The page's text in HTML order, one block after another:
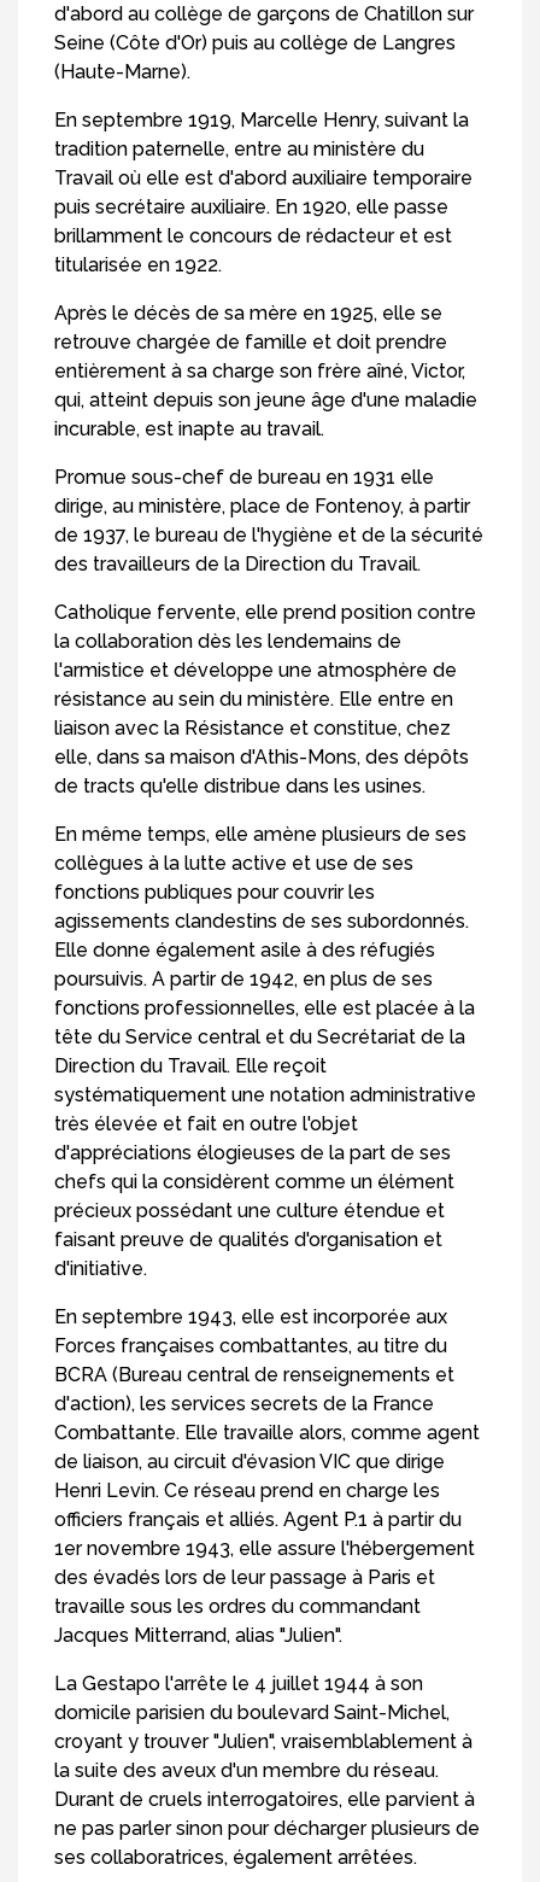
d'abord au collège de garçons de Chatillon sur
Seine (Côte d'Or) puis au collège de Langres
(Haute-Marne).
En septembre 1919, Marcelle Henry, suivant la
tradition paternelle, entre au ministère du
Travail où elle est d'abord auxiliaire temporaire
puis secrétaire auxiliaire. En 1920, elle passe
brillamment le concours de rédacteur et est
titularisée en 1922.
Après le décès de sa mère en 1925, elle se
retrouve chargée de famille et doit prendre
entièrement à sa charge son frère aîné, Victor,
qui, atteint depuis son jeune âge d'une maladie
incurable, est inapte au travail.
Promue sous-chef de bureau en 1931 elle
dirige, au ministère, place de Fontenoy, à partir
de 1937, le bureau de l'hygiène et de la sécurité
des travailleurs de la Direction du Travail.
Catholique fervente, elle prend position contre
la collaboration dès les lendemains de
l'armistice et développe une atmosphère de
résistance au sein du ministère. Elle entre en
liaison avec la Résistance et constitue, chez
elle, dans sa maison d'Athis-Mons, des dépôts
de tracts qu'elle distribue dans les usines.
En même temps, elle amène plusieurs de ses
collègues à la lutte active et use de ses
fonctions publiques pour couvrir les
agissements clandestins de ses subordonnés.
Elle donne également asile à des réfugiés
poursuivis. A partir de 1942, en plus de ses
fonctions professionnelles, elle est placée à la
tête du Service central et du Secrétariat de la
Direction du Travail. Elle reçoit
systématiquement une notation administrative
très élevée et fait en outre l'objet
d'appréciations élogieuses de la part de ses
chefs qui la considèrent comme un élément
précieux possédant une culture étendue et
faisant preuve de qualités d'organisation et
d'initiative.
En septembre 1943, elle est incorporée aux
Forces françaises combattantes, au titre du
BCRA (Bureau central de renseignements et
d'action), les services secrets de la France
Combattante. Elle travaille alors, comme agent
de liaison, au circuit d'évasion VIC que dirige
Henri Levin. Ce réseau prend en charge les
officiers français et alliés. Agent P.1 à partir du
1er novembre 1943, elle assure l'hébergement
des évadés lors de leur passage à Paris et
travaille sous les ordres du commandant
Jacques Mitterrand, alias "Julien".
La Gestapo l'arrête le 4 juillet 1944 à son
domicile parisien du boulevard Saint-Michel,
croyant y trouver "Julien", vraisemblablement à
la suite des aveux d'un membre du réseau.
Durant de cruels interrogatoires, elle parvient à
ne pas parler sinon pour décharger plusieurs de
ses collaboratrices, également arrêtées.